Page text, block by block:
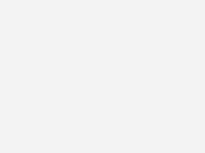
befruchten können, wenn
Frage geht: Wie gehen wir
Das Buch erscheint im Februar
Friedemann Schulz von Thun